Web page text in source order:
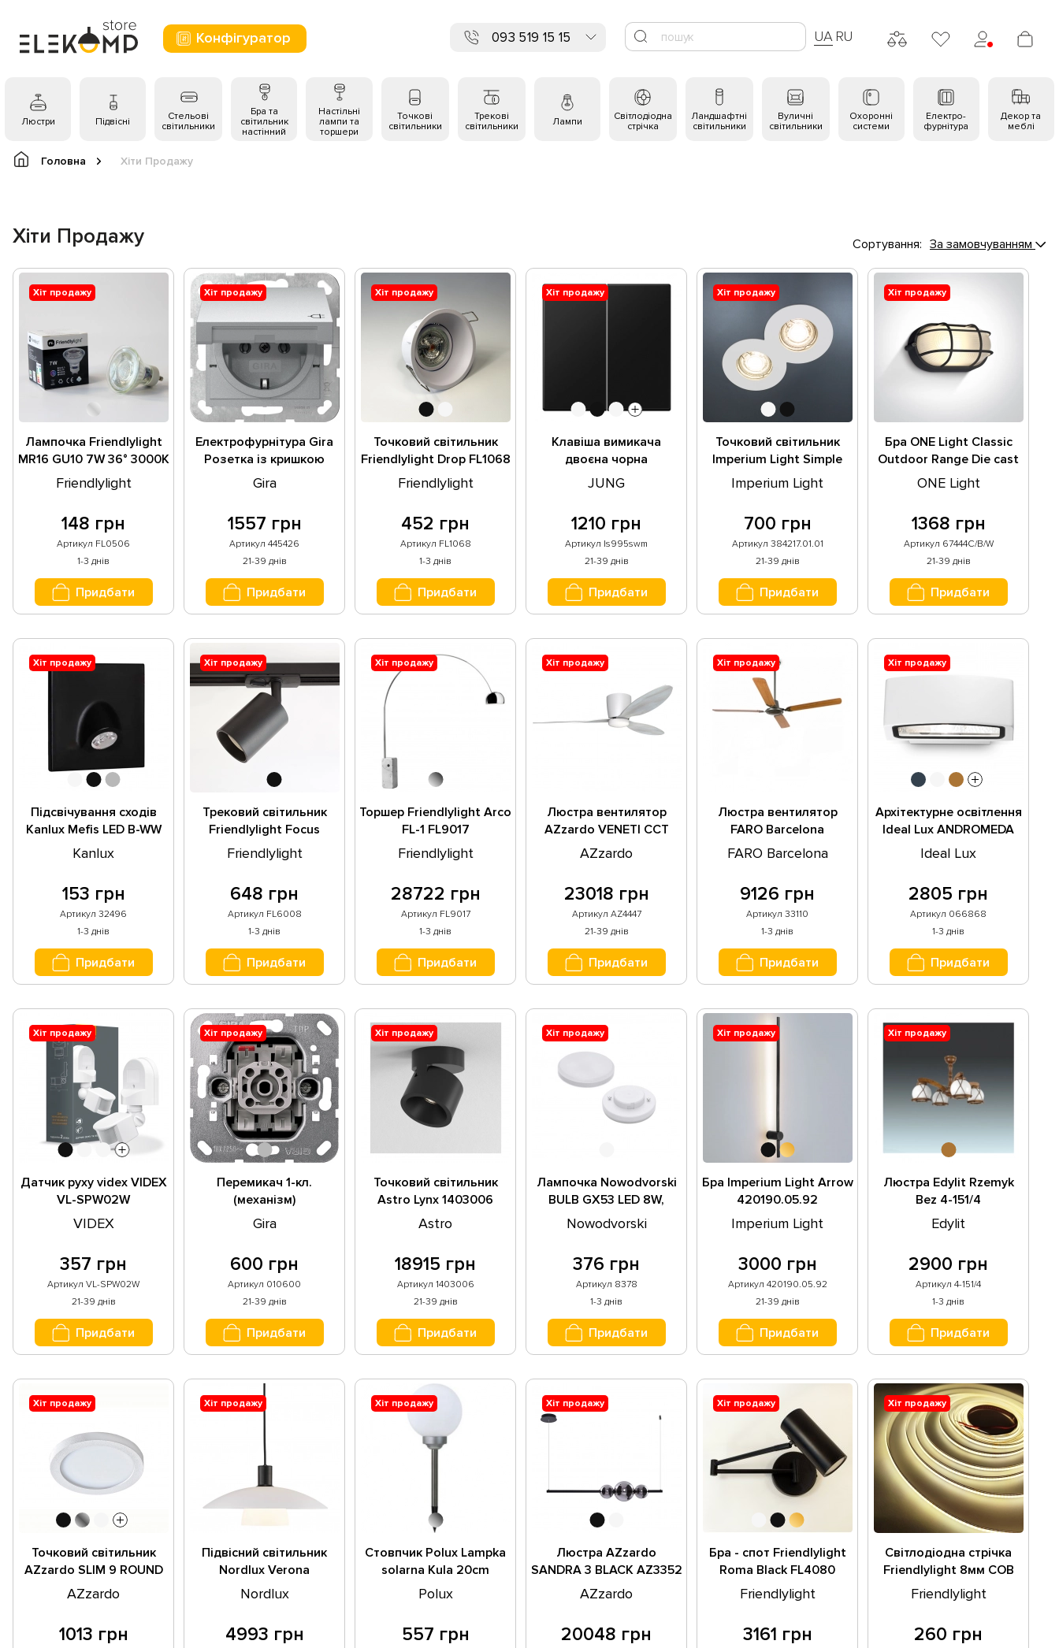
Конфігуратор 093 519 15 15 UA RU
Люстри Підвісні
Стельові
світильники
Бра та
світильник
настінний
Настільні
лампи та
торшери
Точкові
світильники
Трекові
світильники
Лампи
Світлодіодна
стрічка
Ландшафтні
світильники
Вуличні
світильники
Охоронні
системи
Електро-
фурнітура
Декор та
меблі
Головна Хіти Продажу
Хіти Продажу Сортування: За замовчуванням
Хіт продажу
Лампочка Friendlylight
MR16 GU10 7W 36° 3000K
FL0506
Friendlylight
148 грн
Артикул FL0506
1-3 днів
Придбати
Хіт продажу
Електрофурнітура Gira
Розетка із кришкою
System 55. 445426
Gira
1557 грн
Артикул 445426
21-39 днів
Придбати
Хіт продажу
Точковий світильник
Friendlylight Drop FL1068
Friendlylight
452 грн
Артикул FL1068
1-3 днів
Придбати
Хіт продажу
Клавіша вимикача
двоєна чорна
JUNG
1210 грн
Артикул ls995swm
21-39 днів
Придбати
Хіт продажу
Точковий світильник
Imperium Light Simple
384217.01.01
Imperium Light
700 грн
Артикул 384217.01.01
21-39 днів
Придбати
Хіт продажу
Бра ONE Light Classic
Outdoor Range Die cast
67444C/B/W
ONE Light
1368 грн
Артикул 67444C/B/W
21-39 днів
Придбати
Хіт продажу
Підсвічування сходів
Kanlux Mefis LED B-WW
32496
Kanlux
153 грн
Артикул 32496
1-3 днів
Придбати
Хіт продажу
Трековий світильник
Friendlylight Focus
FL6008
Friendlylight
648 грн
Артикул FL6008
1-3 днів
Придбати
Хіт продажу
Торшер Friendlylight Arco
FL-1 FL9017
Friendlylight
28722 грн
Артикул FL9017
1-3 днів
Придбати
Хіт продажу
Люстра вентилятор
AZzardo VENETI CCT
Remote Control WH/OAK
AZzardo
23018 грн
Артикул AZ4447
21-39 днів
Придбати
Хіт продажу
Люстра вентилятор
FARO Barcelona
MALVINAS 33110
FARO Barcelona
9126 грн
Артикул 33110
1-3 днів
Придбати
Хіт продажу
Архітектурне освітлення
Ideal Lux ANDROMEDA
AP1 BIANCO 066868
Ideal Lux
2805 грн
Артикул 066868
1-3 днів
Придбати
Хіт продажу
Датчик руху videx VIDEX
VL-SPW02W
VIDEX
357 грн
Артикул VL-SPW02W
21-39 днів
Придбати
Хіт продажу
Перемикач 1-кл.
(механізм)
Gira
600 грн
Артикул 010600
21-39 днів
Придбати
Хіт продажу
Точковий світильник
Astro Lynx 1403006
Astro
18915 грн
Артикул 1403006
21-39 днів
Придбати
Хіт продажу
Лампочка Nowodvorski
BULB GX53 LED 8W,
4000K CN 8378
Nowodvorski
376 грн
Артикул 8378
1-3 днів
Придбати
Хіт продажу
Бра Imperium Light Arrow
420190.05.92
Imperium Light
3000 грн
Артикул 420190.05.92
21-39 днів
Придбати
Хіт продажу
Люстра Edylit Rzemyk
Bez 4-151/4
Edylit
2900 грн
Артикул 4-151/4
1-3 днів
Придбати
Хіт продажу
Точковий світильник
AZzardo SLIM 9 ROUND
3000K IP44 WHITE
AZzardo
1013 грн
Хіт продажу
Підвісний світильник
Nordlux Verona
2010863001
Nordlux
4993 грн
Хіт продажу
Стовпчик Polux Lampka
solarna Kula 20cm
309303
Polux
557 грн
Хіт продажу
Люстра AZzardo
SANDRA 3 BLACK AZ3352
AZzardo
20048 грн
Хіт продажу
Бра - спот Friendlylight
Roma Black FL4080
Friendlylight
3161 грн
Хіт продажу
Світлодіодна стрічка
Friendlylight 8мм COB
5Вт 24В 4000К FL-COB-
320-IP20-NW-8-24-
Friendlylight
260 грн